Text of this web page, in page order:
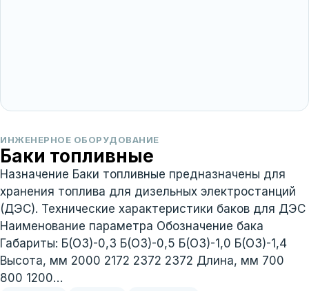
ИНЖЕНЕРНОЕ ОБОРУДОВАНИЕ
Баки топливные
Назначение Баки топливные предназначены для
хранения топлива для дизельных электростанций
(ДЭС). Технические характеристики баков для ДЭС
Наименование параметра Обозначение бака
Габариты: Б(ОЗ)-0,3 Б(ОЗ)-0,5 Б(ОЗ)-1,0 Б(ОЗ)-1,4
Высота, мм 2000 2172 2372 2372 Длина, мм 700
800 1200…